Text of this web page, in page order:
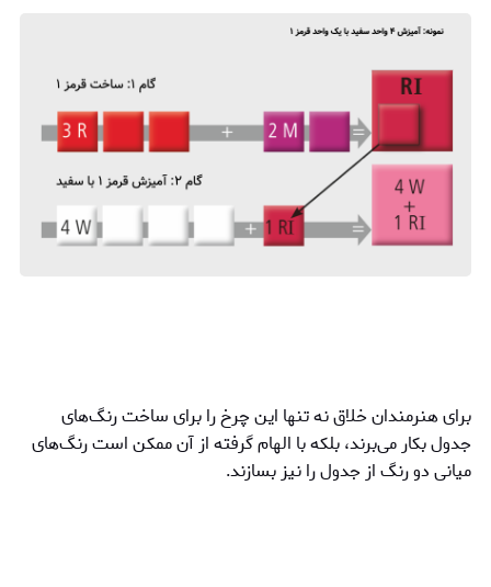
برای هنرمندان خلاق نه تنها این چرخ را برای ساخت رنگ‌های
جدول بکار می‌برند، بلکه با الهام گرفته از آن ممکن است رنگ‌های
میانی دو رنگ از جدول را نیز بسازند.